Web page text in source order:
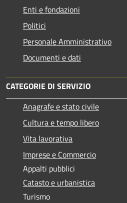
Enti e fondazioni
Politici
Personale Amministrativo
Documenti e dati
CATEGORIE DI SERVIZIO
Anagrafe e stato civile
Cultura e tempo libero
Vita lavorativa
Imprese e Commercio
Appalti pubblici
Catasto e urbanistica
Turismo